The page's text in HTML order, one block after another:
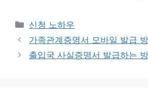
카
테
리
신청 노하우
가족관계증명서 모바일 발급
출입국 사실증명서 발급하는